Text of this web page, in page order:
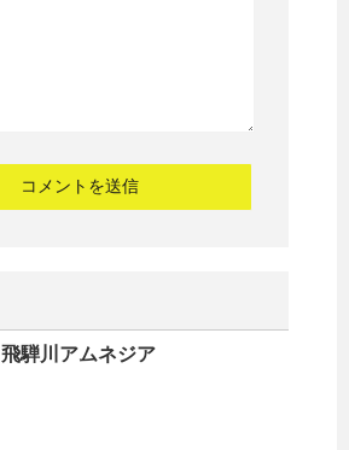
飛騨川アムネジア